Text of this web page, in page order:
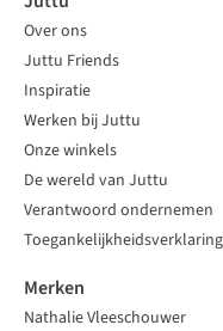
Over ons
Juttu Friends
Inspiratie
Werken bij Juttu
Onze winkels
De wereld van Juttu
Verantwoord ondernemen
Toegankelijkheidsverklaring
Merken
Nathalie Vleeschouwer